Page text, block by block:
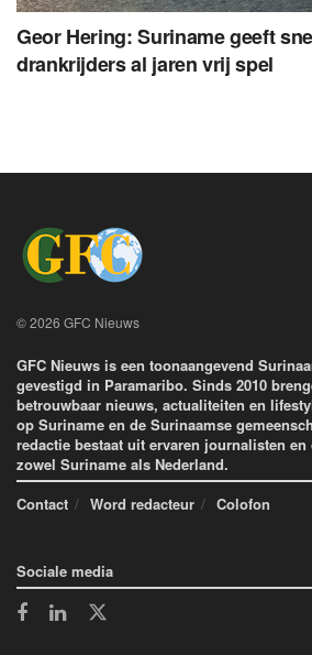
Geor Hering: Suriname geeft
drankrijders al jaren vrij spel
© 2026 GFC Nieuws
GFC Nieuws is een toonaangevend
gevestigd in Paramaribo. Sinds 2010
betrouwbaar nieuws, actualiteiten en
op Suriname en de Surinaamse
redactie bestaat uit ervaren journalisten
zowel Suriname als Nederland.
Contact
Word redacteur Colofon
Sociale media